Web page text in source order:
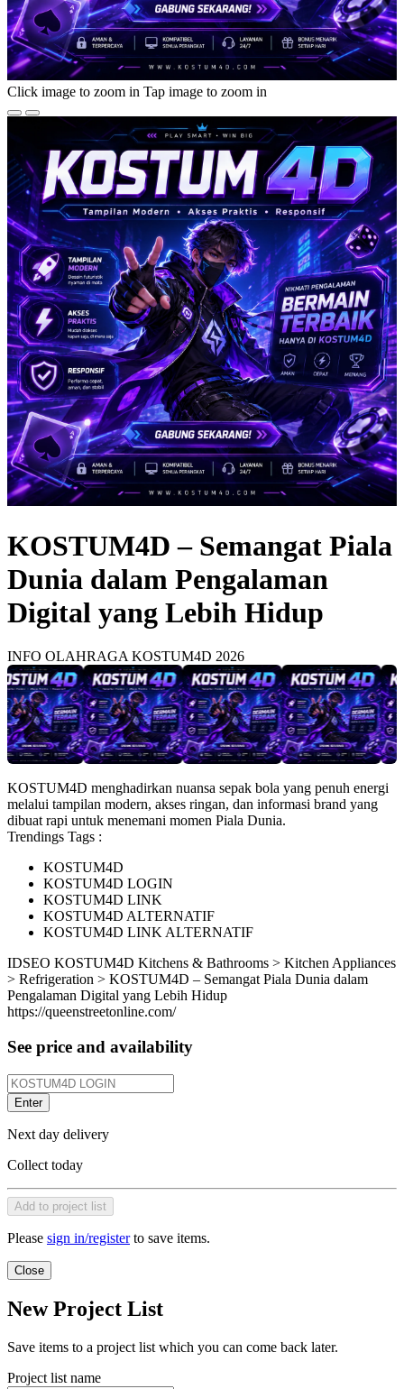
Click image to zoom in Tap image to zoom in
KOSTUM4D – Semangat Piala
Dunia dalam Pengalaman
Digital yang Lebih Hidup
INFO OLAHRAGA KOSTUM4D 2026
KOSTUM4D menghadirkan nuansa sepak bola yang penuh energi
melalui tampilan modern, akses ringan, dan informasi brand yang
dibuat rapi untuk menemani momen Piala Dunia.
Trendings Tags :
KOSTUM4D
KOSTUM4D LOGIN
KOSTUM4D LINK
KOSTUM4D ALTERNATIF
KOSTUM4D LINK ALTERNATIF
IDSEO KOSTUM4D Kitchens & Bathrooms > Kitchen Appliances
> Refrigeration > KOSTUM4D – Semangat Piala Dunia dalam
Pengalaman Digital yang Lebih Hidup
https://queenstreetonline.com/
See price and availability
Enter
Next day delivery
Collect today
Add to project list
Please sign in/registerto save items.
Close
New Project List
Save items to a project list which you can come back later.
Project list name